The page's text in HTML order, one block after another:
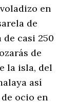
en
de
casi 250
de
la isla, del
así
ocio en